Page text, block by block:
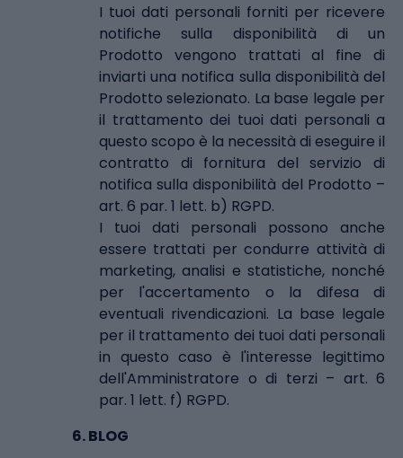
I tuoi dati personali forniti per ricevere
notifiche sulla disponibilità di un
Prodotto vengono trattati al fine di
inviarti una notifica sulla disponibilità del
Prodotto selezionato. La base legale per
il trattamento dei tuoi dati personali a
questo scopo è la necessità di eseguire il
contratto di fornitura del servizio di
notifica sulla disponibilità del Prodotto –
art. 6 par. 1 lett. b) RGPD.
I tuoi dati personali possono anche
essere trattati per condurre attività di
marketing, analisi e statistiche, nonché
per l'accertamento o la difesa di
eventuali rivendicazioni. La base legale
per il trattamento dei tuoi dati personali
in questo caso è l'interesse legittimo
dell'Amministratore o di terzi – art. 6
par. 1 lett. f) RGPD.
6.BLOG